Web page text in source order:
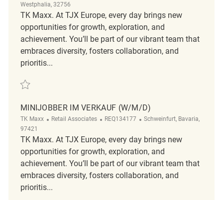
Westphalia, 32756
TK Maxx. At TJX Europe, every day brings new
opportunities for growth, exploration, and
achievement. You’ll be part of our vibrant team that
embraces diversity, fosters collaboration, and
prioritis...
Save Verkäufer ( m/ w/ d ) REQ129963
MINIJOBBER IM VERKAUF (W/M/D)
TK Maxx Category
Retail Associates ReqId
REQ134177 Location
Schweinfurt, Bavaria,
97421
TK Maxx. At TJX Europe, every day brings new
opportunities for growth, exploration, and
achievement. You’ll be part of our vibrant team that
embraces diversity, fosters collaboration, and
prioritis...